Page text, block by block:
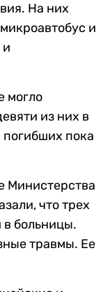
На них
и
и
могло
из них в
пока
Министерства
что трех
больницы.
травмы. Ее